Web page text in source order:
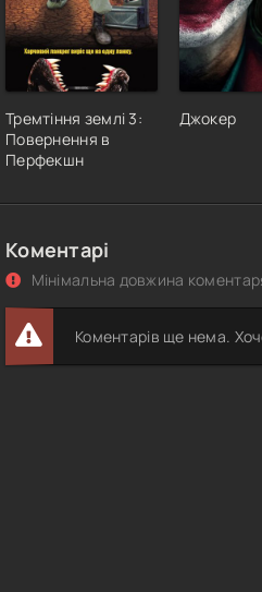
Тремтіння землі 3:
Повернення в
Перфекшн
Джокер
Коментарі
Мінімальна довжина
Коментарів ще нема.